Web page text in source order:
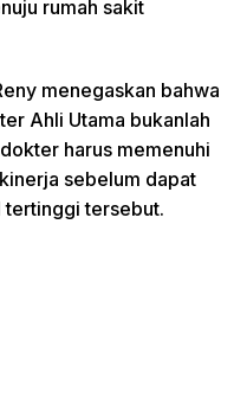
rumah sakit
menegaskan bahwa
Ahli Utama bukanlah
harus memenuhi
sebelum dapat
tertinggi tersebut.